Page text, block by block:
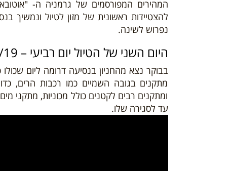
המהירים המפורסמים של גרמניה ה-
להצטיידות ראשונית של מזון לטיול ונמשיך
נפרוש לשינה.
היום השני של הטיול יום רביעי – 17/04/19
בבוקר נצא מהחניון בנסיעה דרומה ליום
מתקנים בגובה השמיים כמו רכבות הרים,
ומתקנים רבים לקטנים כולל מכוניות, מתקני
עד לסגירה שלו.